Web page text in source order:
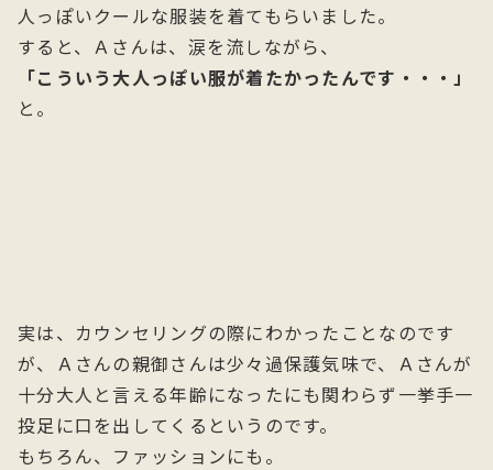
人っぽいクールな服装を着てもらいました。
すると、Ａさんは、涙を流しながら、
「こういう大人っぽい服が着たかったんです・・・」
と。
実は、カウンセリングの際にわかったことなのです
が、Ａさんの親御さんは少々過保護気味で、Ａさんが
十分大人と言える年齢になったにも関わらず一挙手一
投足に口を出してくるというのです。
もちろん、ファッションにも。